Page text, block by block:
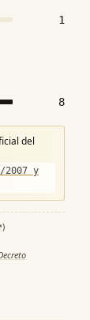
1
8
del
2007 y
·